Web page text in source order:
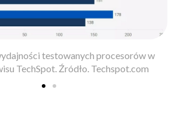
testowanych procesorów w
TechSpot. Źródło. Techspot.com